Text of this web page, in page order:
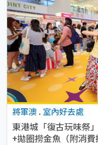
將軍澳 . 室內好去處
東港城「復古玩味祭
+拋圈撈金魚（附消費